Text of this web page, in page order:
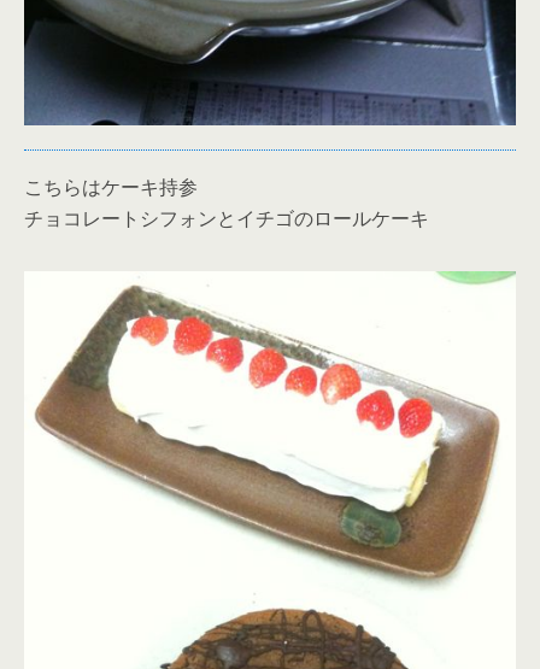
こちらはケーキ持参
チョコレートシフォンとイチゴのロールケーキ